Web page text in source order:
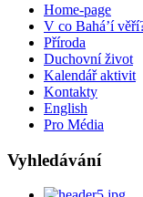
Home-page
V co Bahá’í
Příroda
Duchovní život
Kalendář aktivit
Kontakty
English
Pro Média
Vyhledávání